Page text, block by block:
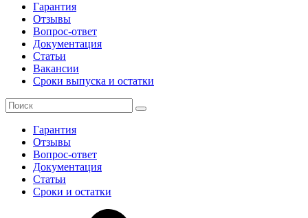
Гарантия
Отзывы
Вопрос-ответ
Документация
Статьи
Вакансии
Сроки выпуска и остатки
Гарантия
Отзывы
Вопрос-ответ
Документация
Статьи
Сроки и остатки